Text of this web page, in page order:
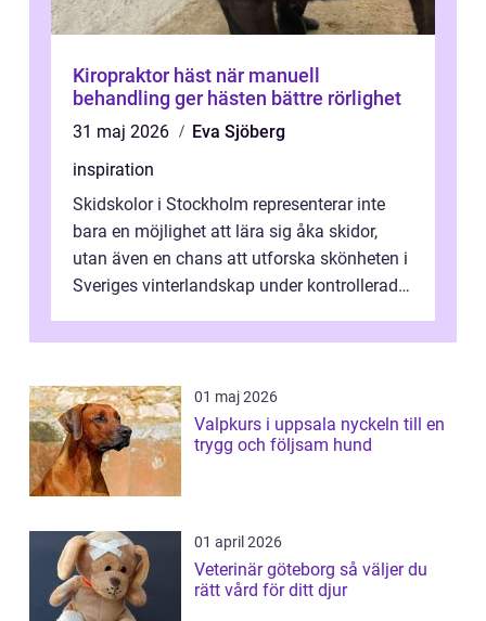
Kiropraktor häst när manuell
behandling ger hästen bättre rörlighet
31 maj 2026
Eva Sjöberg
inspiration
Skidskolor i Stockholm representerar inte
bara en möjlighet att lära sig åka skidor,
utan även en chans att utforska skönheten i
Sveriges vinterlandskap under kontrollerade
01 maj 2026
Valpkurs i uppsala nyckeln till en
trygg och följsam hund
01 april 2026
Veterinär göteborg så väljer du
rätt vård för ditt djur